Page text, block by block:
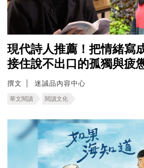
現代詩人推薦！把情緒寫
接住說不出口的孤獨與疲
撰文 迷誠品內容中心
華文閱讀 閱讀文化